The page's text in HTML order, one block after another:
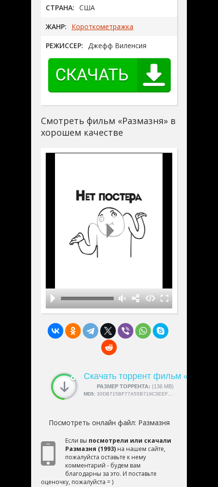
СТРАНА: США
ЖАНР: Короткометражка
РЕЖИССЕР: Джефф Виленсия
Смотреть фильм «Размазня» в
хорошем качестве
Скачать торрент фильм
РАЗМЕР ТОРРЕНТА: (136 MB)
СКАЧАЛИ:4189
MD5: 30DB715BF77A55B719C3EEF890B2F6EC
Посмотреть онлайн файл: Размазня
Если вы посмотрели или скачали
Размазня (1993) на нашем сайте,
пожалуйста оставьте к нему
комментарий - будем вам
благодарны за это. И поставьте
оценочку, пожалуйста = )